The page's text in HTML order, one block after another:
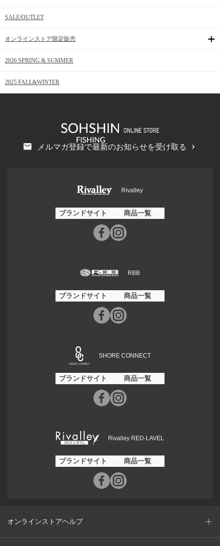
SALE/OUTLET
オンラインストア限定販売
2026 SPRING & SUMMER
2025 FALL&WINTER
メルマガ登録で最新のお知らせを受け取る
Rivalley
ブランドサイト 商品一覧
RBB
ブランドサイト 商品一覧
SHORE CONNECT
ブランドサイト 商品一覧
Rivalley RED-LAVEL
ブランドサイト 商品一覧
オンラインストアヘルプ